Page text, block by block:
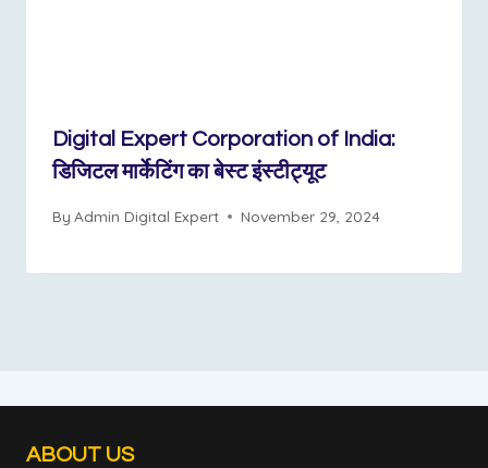
Digital Expert Corporation of India:
डिजिटल मार्केटिंग का बेस्ट इंस्टीट्यूट
By Admin Digital Expert November 29, 2024
ABOUT US